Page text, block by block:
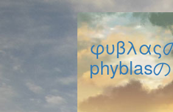
φυβλας
phyblas